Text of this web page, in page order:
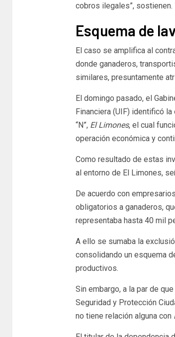
cobros ilegales”, sostienen.
Esquema de
El caso se amplifica al
donde ganaderos,
similares, presuntamente
El domingo pasado, el
Financiera (UIF) identificó
“N”, El Limones, el cual
operación económica y
Como resultado de estas
al entorno de El Limones,
De acuerdo con
obligatorios a ganaderos,
representaba hasta 40 mil
A ello se sumaba la
consolidando un esquema
productivos.
Sin embargo, a la par de
Seguridad y Protección
no tiene relación alguna con